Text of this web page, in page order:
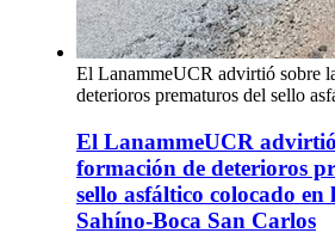
El LanammeUCR advirtió sobre
deterioros prematuros del sello
El LanammeUCR
formación de deterioros
sello asfáltico colocado
Sahíno-Boca San Carlos